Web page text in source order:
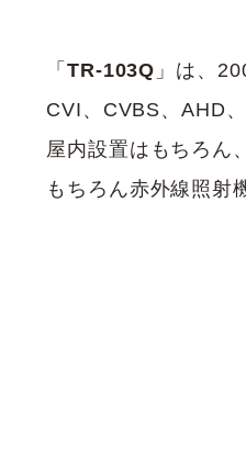
「 TR-103Q 」は、
CVI、CVBS、AHD
屋内設置はもちろん
もちろん赤外線照射